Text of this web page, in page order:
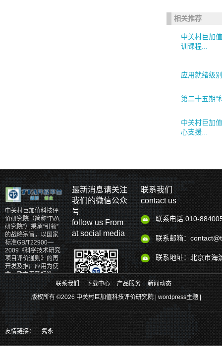
相关推荐
中关村巨加
训课程...
应用就绪级
第二十五期“
中关村巨加
心支援...
中关村巨加值科技评
价研究院（简称“TVA
研究院”）秉承“引领”
的战略宗旨，以国家
标准GB/T22900—
2009《科学技术研究
项目评价通则》的再
开发及推广应用为使
命，致力于新标准、
新理论、新体系和新
产品的研发。
最新消息请关注
我们的微信公众
号
follow us From
at social media
关注官方二维码、掌握更多最新实时
消息
也可以通过以下方式关注我们
联系我们
contact us
联系电话:010-
联系邮箱：
联系地址：北京市海
联系我们 下载中心 产品服务
新闻动态
版权所有 ©2026 中关村巨加值科技评价研究院 |wordpress主题|
友情链接： 隽永